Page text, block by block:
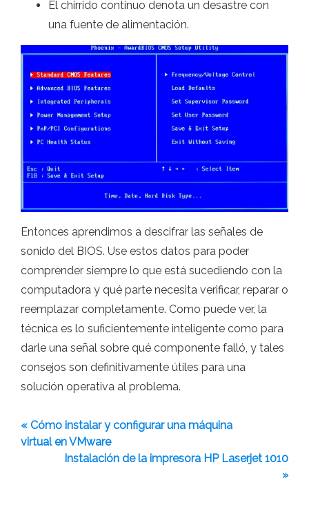
El chirrido continuo denota un desastre con
una fuente de alimentación.
Entonces aprendimos a descifrar las señales de
sonido del BIOS. Use estos datos para poder
comprender siempre lo que está sucediendo con la
computadora y qué parte necesita verificar, reparar o
reemplazar completamente. Como puede ver, la
técnica es lo suficientemente inteligente como para
darle una señal sobre qué componente falló, y tales
consejos son definitivamente útiles para una
solución operativa al problema.
« Cómo instalar y configurar una máquina
virtual en VMware
Instalación de la impresora HP Laserjet 1010
»